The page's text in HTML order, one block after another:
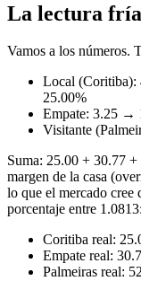
La lectura
Vamos a los números.
Local
25.00%
Empate: 3.25 →
Visitante
Suma: 25.00 + 30.77
margen de la casa
lo que el mercado
porcentaje entre 1.0813:
Coritiba real:
Empate real:
Palmeiras real: